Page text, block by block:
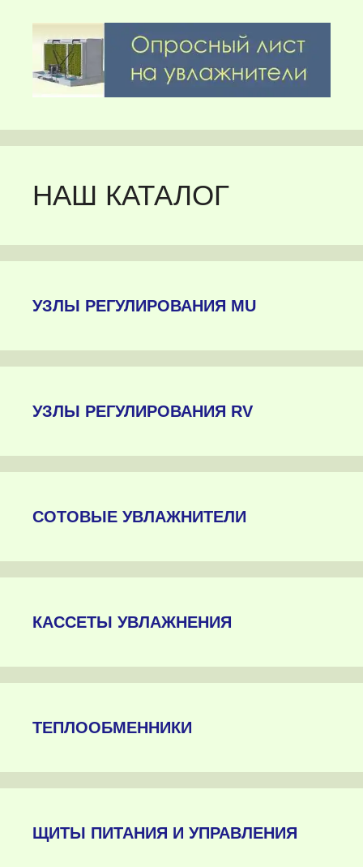
НАШ КАТАЛОГ
УЗЛЫ РЕГУЛИРОВАНИЯ MU
УЗЛЫ РЕГУЛИРОВАНИЯ RV
СОТОВЫЕ УВЛАЖНИТЕЛИ
КАССЕТЫ УВЛАЖНЕНИЯ
ТЕПЛООБМЕННИКИ
ЩИТЫ ПИТАНИЯ И УПРАВЛЕНИЯ